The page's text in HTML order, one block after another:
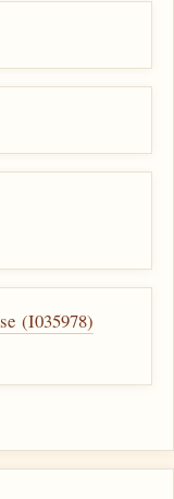
(I035978)